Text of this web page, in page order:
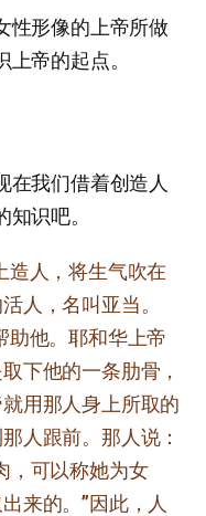
性形像的上帝所做
帝的起点。
在我们借着创造人
识吧。
造人，将生气吹在
人，名叫亚当。
助他。耶和华上帝
下他的一条肋骨，
用那人身上所取的
人跟前。那人说：
，可以称她为女
来的。”因此，人